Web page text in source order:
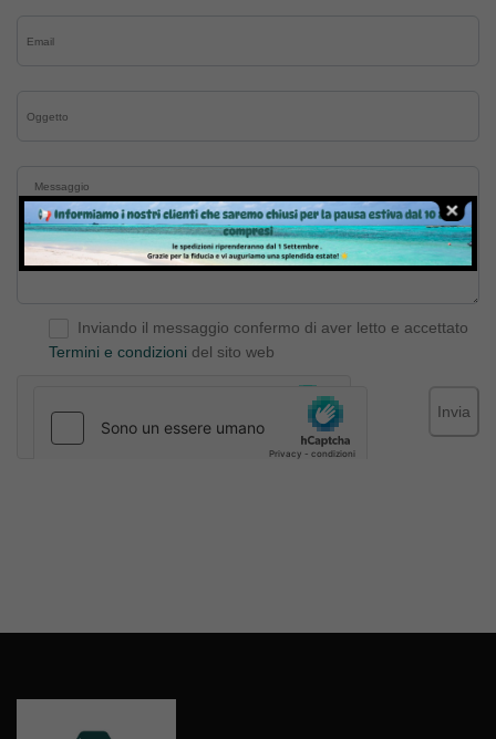
Inviando il messaggio confermo di aver letto e accettato
Termini e condizioni del sito web
Invia